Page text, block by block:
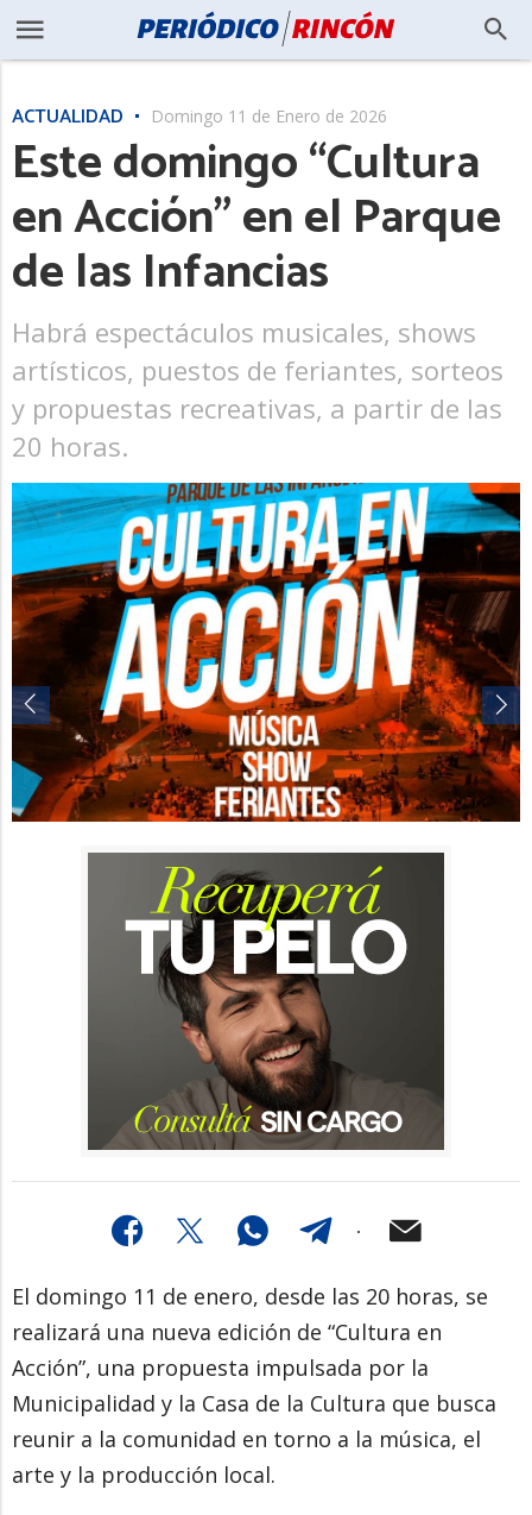
ACTUALIDAD Domingo 11 de Enero de 2026
Este domingo “Cultura
en Acción” en el Parque
de las Infancias
Habrá espectáculos musicales, shows
artísticos, puestos de feriantes, sorteos
y propuestas recreativas, a partir de las
20 horas.
El domingo 11 de enero, desde las 20 horas, se
realizará una nueva edición de “Cultura en
Acción”, una propuesta impulsada por la
Municipalidad y la Casa de la Cultura que busca
reunir a la comunidad en torno a la música, el
arte y la producción local.